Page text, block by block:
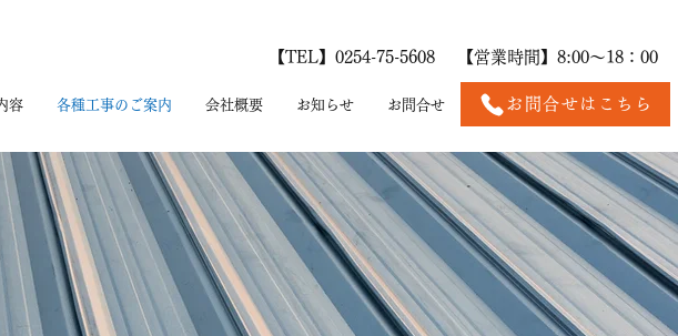
【TEL】 0254-75-5608 【営業時間】8:00～18：00
容 各種工事のご案内 会社概要 お知らせ お問合せ お問合せはこちら